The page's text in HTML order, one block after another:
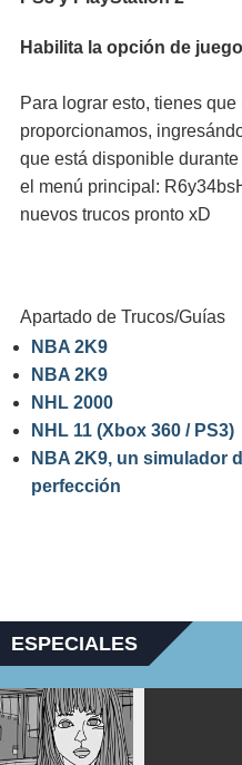
Habilita la opción de
Para lograr esto, tienes
proporcionamos,
que está disponible
el menú principal:
nuevos trucos pronto xD
Apartado de Trucos/Guías
NBA 2K9
NBA 2K9
NHL 2000
NHL 11 (Xbox 360 / PS3)
NBA 2K9, un simulador
perfección
ESPECIALES